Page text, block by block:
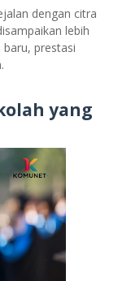
dengan citra
lebih
prestasi
yang